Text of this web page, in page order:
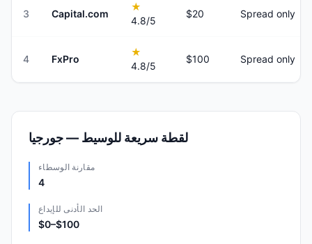
3 Capital.com
★
4.8/5
$20 Spread only
4 FxPro
★
4.8/5
$100 Spread only
لقطة سريعة للوسيط — جورجيا
مقارنة الوسطاء
4
الحد الأدنى للإيداع
$0–$100